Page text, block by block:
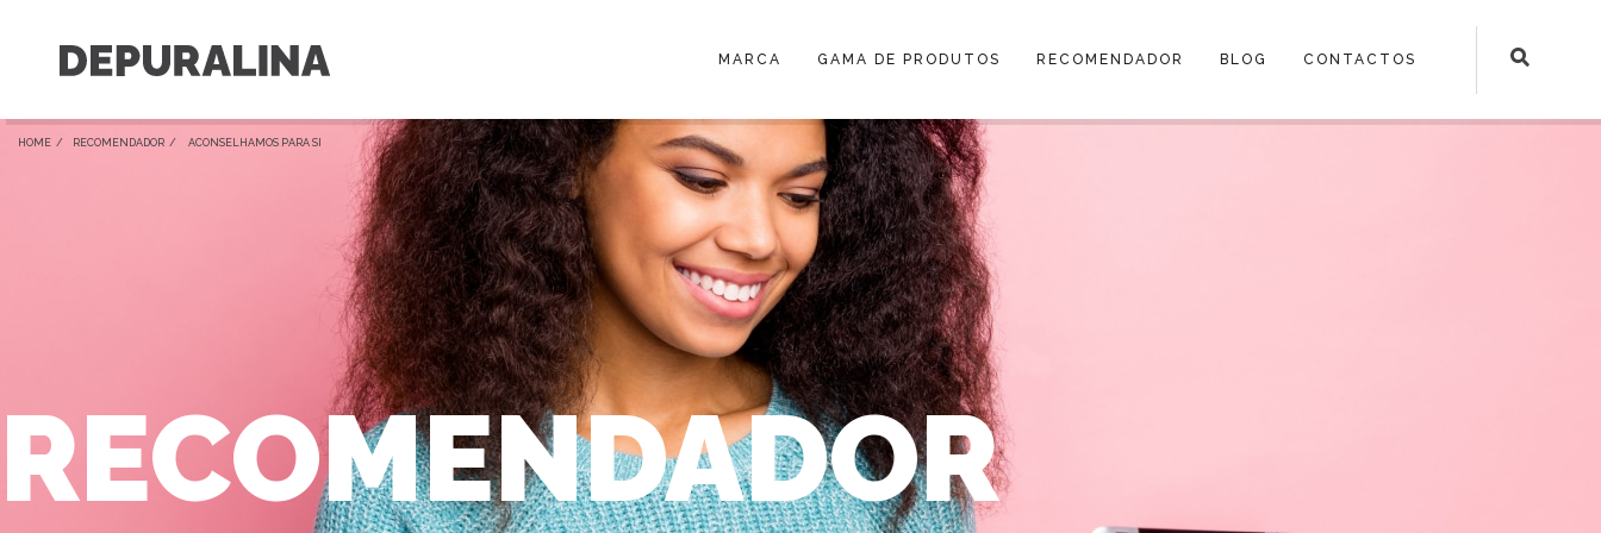
MARCA GAMA DE PRODUTOS RECOMENDADOR BLOG CONTACTOS
HOME / RECOMENDADOR / ACONSELHAMOS PARA SI
RECOMENDADOR